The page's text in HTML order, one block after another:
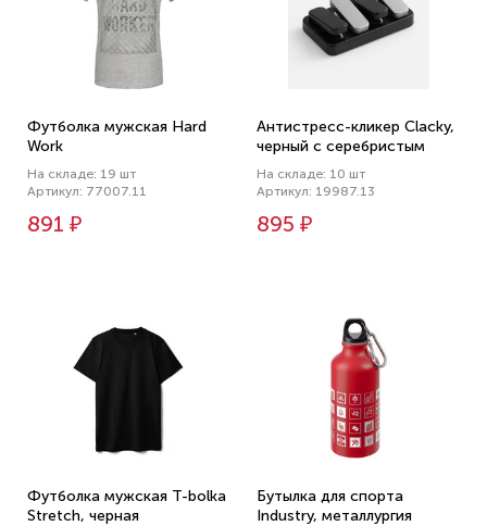
Футболка мужская Hard
Work
На складе: 19 шт
Артикул: 77007.11
891 ₽
Антистресс-кликер Clacky,
черный с серебристым
На складе: 10 шт
Артикул: 19987.13
895 ₽
Футболка мужская T-bolka
Stretch, черная
Бутылка для спорта
Industry, металлургия